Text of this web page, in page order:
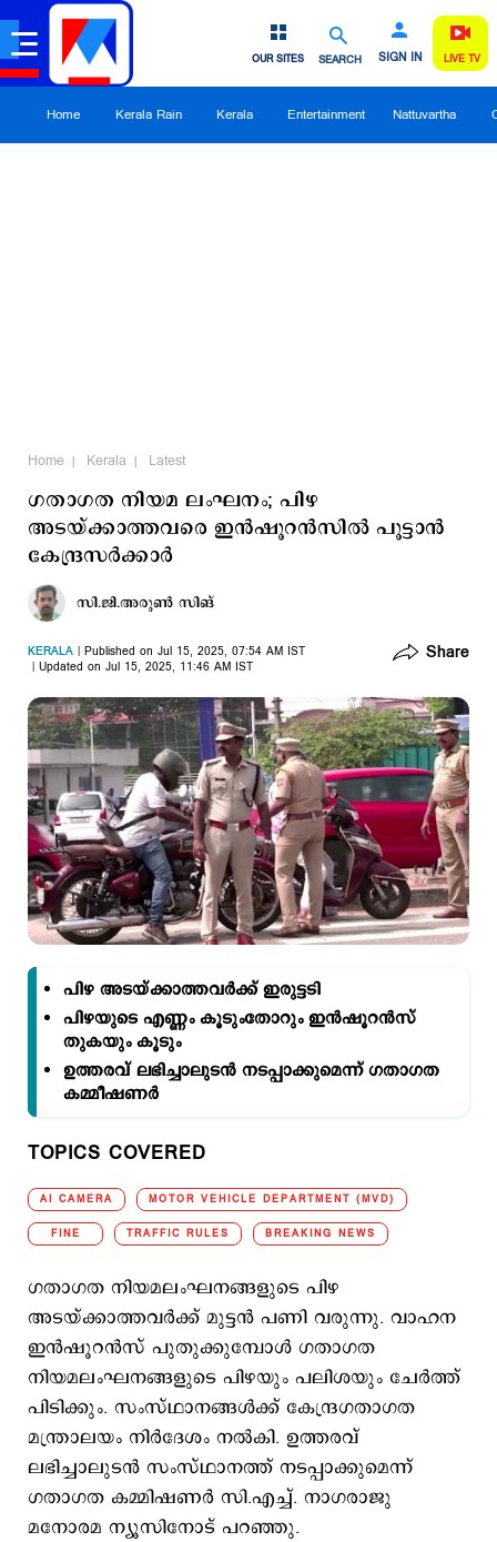
SEARCH SIGN IN
OUR SITES LIVE TV
Home Kerala Rain Kerala Entertainment Nattuvartha
Home Kerala Latest
ഗതാഗത നിയമ ലംഘനം; പിഴ
അടയ്ക്കാത്തവരെ ഇന്‍ഷൂറന്‍സില്‍ പൂട്ടാന്‍
കേന്ദ്രസര്‍ക്കാര്‍
സി.ജി.അരുണ്‍ സിങ്
KERALA
Published on Jul 15, 2025, 07:54 AM IST
Updated on Jul 15, 2025, 11:46 AM IST
Share
TOPICS COVERED
AI CAMERA MOTOR VEHICLE DEPARTMENT (MVD)
FINE TRAFFIC RULES BREAKING NEWS
പിഴ അടയ്ക്കാത്തവര്‍ക്ക് ഇരുട്ടടി
പിഴയുടെ എണ്ണം കൂടുംതോറും ഇന്‍ഷൂറന്‍സ്
തുകയും കൂടും
ഉത്തരവ് ലഭിച്ചാലുടന്‍ നടപ്പാക്കുമെന്ന് ഗതാഗത
കമ്മീഷണര്‍
ഗതാഗത നിയമലംഘനങ്ങളുടെ പിഴ
അടയ്ക്കാത്തവര്‍ക്ക് മുട്ടന്‍ പണി വരുന്നു. വാഹന
ഇന്‍ഷൂറന്‍സ് പുതുക്കുമ്പോള്‍ ഗതാഗത
നിയമലംഘനങ്ങളുടെ പിഴയും പലിശയും ചേര്‍ത്ത്
പിടിക്കും. സംസ്ഥാനങ്ങള്‍ക്ക് കേന്ദ്രഗതാഗത
മന്ത്രാലയം നിര്‍ദേശം നല്‍കി. ഉത്തരവ്
ലഭിച്ചാലുടന്‍ സംസ്ഥാനത്ത് നടപ്പാക്കുമെന്ന്
ഗതാഗത കമ്മിഷണര്‍ സി.എച്ച്. നാഗരാജു
മനോരമ ന്യൂസിനോട് പറഞ്ഞു.